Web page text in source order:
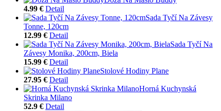
4.99 € Detail
Sada Tyčí Na Závesy
Tonne, 120cm
12.99 € Detail
Sada Tyčí Na
Závesy Monika, 200cm, Biela
15.99 € Detail
Stolové Hodiny Plane
27.95 € Detail
Horná Kuchynská
Skrinka Milano
52.9 € Detail